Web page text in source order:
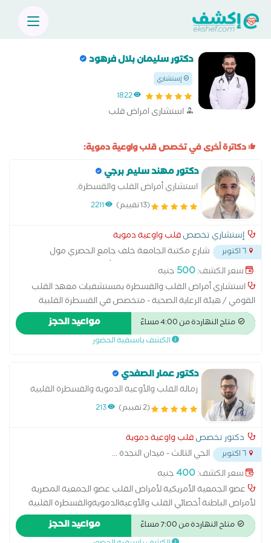
دكتور سليمان بلال فرهود
إستشاري
1822
استشارى امراض قلب
دكاترة أخرى في تخصص قلب واوعية دموية:
دكتور مهند سليم برجي
استشاري أمراض القلب والقسطرة.
(13 تقييم) 2211
إستشاري تخصصقلب واوعية دموية
شارع مكتبة الجامعة خلف جامع الحصري مول
لاستيه سرايا الجزيرة امام مستشفى تبارك للأطفال
سعر الكشف:500 جنيه
استشاري أمراض القلب والقسطرة بمستشفيات معهد القلب
القومي / هيئة الرعاية الصحية - متخصص في القسطرة القلبية
والموجات الصوتية على القلب. ‎الزمالة المصرية لامراض القلب
والاوعية الدموية - الزمالة المصرية لعلاج القلب التداخلي - البورد
المصري للموجات الصوتية على القلب - عضو الجمعية المصرية
موجات صوتية ( ايكو) بالغين - متابعة نبضات القلب ( هولتر) - مراقبة
ضغط الدم.
متاح النهاردة من 4:00 مساءً مواعيد الحجز
الكشف باسبقية الحضور
دكتور عمار الصفدي
زمالة القلب والأوعية الدموية والقسطرة القلبية
(2 تقييم) 213
دكتور تخصصقلب واوعية دموية
الحي الثالث - ميدان النجدة...
سعر الكشف:400جنيه
عضو الجمعية الأمريكية لأمراض القلب عضو الجمعية المصرية
لأمراض الباطنة أخصائي القلب والأوعيةالدمويةوالقسطرة القلبية
في معهد القلب القومي، متابعة السكر والضغط، بكالوريوس طب
وجراحة القصر العيني. -يتوفر رسم قلب وهولتر "ممكن اجراء ايكو في
متاح النهاردة من 7:00 مساءً مواعيد الحجز